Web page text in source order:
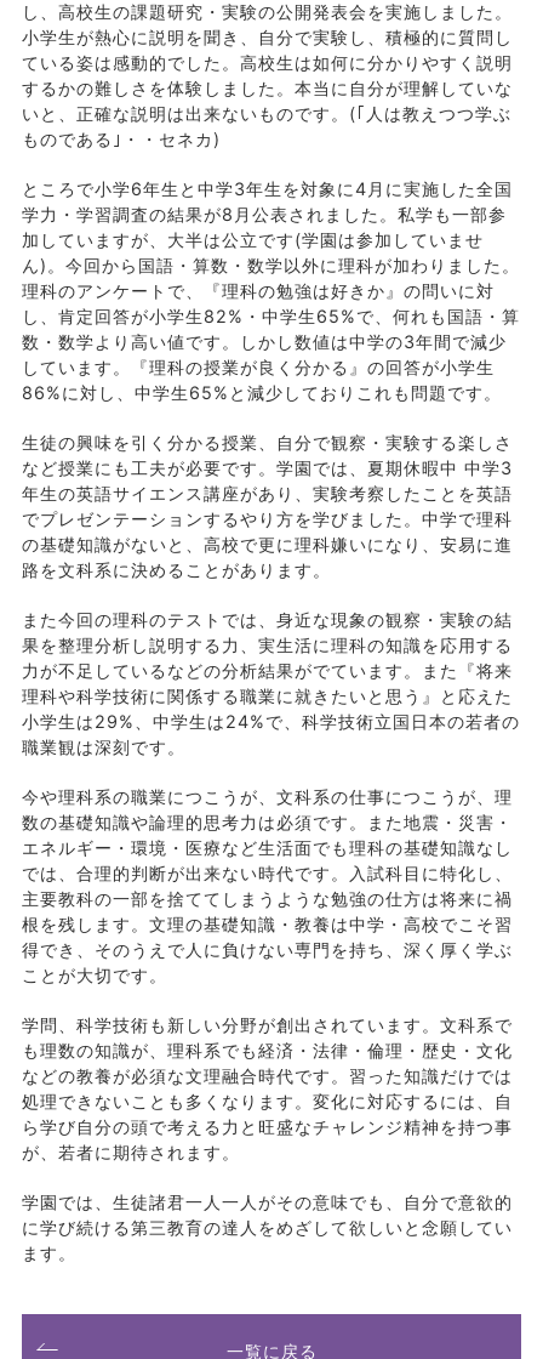
し、高校生の課題研究・実験の公開発表会を実施しました。
小学生が熱心に説明を聞き、自分で実験し、積極的に質問し
ている姿は感動的でした。高校生は如何に分かりやすく説明
するかの難しさを体験しました。本当に自分が理解していな
いと、正確な説明は出来ないものです。(｢人は教えつつ学ぶ
ものである｣・・セネカ)
ところで小学6年生と中学3年生を対象に4月に実施した全国
学力・学習調査の結果が8月公表されました。私学も一部参
加していますが、大半は公立です(学園は参加していませ
ん)。今回から国語・算数・数学以外に理科が加わりました。
理科のアンケートで、『理科の勉強は好きか』の問いに対
し、肯定回答が小学生82%・中学生65%で、何れも国語・算
数・数学より高い値です。しかし数値は中学の3年間で減少
しています。『理科の授業が良く分かる』の回答が小学生
86%に対し、中学生65%と減少しておりこれも問題です。
生徒の興味を引く分かる授業、自分で観察・実験する楽しさ
など授業にも工夫が必要です。学園では、夏期休暇中 中学3
年生の英語サイエンス講座があり、実験考察したことを英語
でプレゼンテーションするやり方を学びました。中学で理科
の基礎知識がないと、高校で更に理科嫌いになり、安易に進
路を文科系に決めることがあります。
また今回の理科のテストでは、身近な現象の観察・実験の結
果を整理分析し説明する力、実生活に理科の知識を応用する
力が不足しているなどの分析結果がでています。また『将来
理科や科学技術に関係する職業に就きたいと思う』と応えた
小学生は29%、中学生は24%で、科学技術立国日本の若者の
職業観は深刻です。
今や理科系の職業につこうが、文科系の仕事につこうが、理
数の基礎知識や論理的思考力は必須です。また地震・災害・
エネルギー・環境・医療など生活面でも理科の基礎知識なし
では、合理的判断が出来ない時代です。入試科目に特化し、
主要教科の一部を捨ててしまうような勉強の仕方は将来に禍
根を残します。文理の基礎知識・教養は中学・高校でこそ習
得でき、そのうえで人に負けない専門を持ち、深く厚く学ぶ
ことが大切です。
学問、科学技術も新しい分野が創出されています。文科系で
も理数の知識が、理科系でも経済・法律・倫理・歴史・文化
などの教養が必須な文理融合時代です。習った知識だけでは
処理できないことも多くなります。変化に対応するには、自
ら学び自分の頭で考える力と旺盛なチャレンジ精神を持つ事
が、若者に期待されます。
学園では、生徒諸君一人一人がその意味でも、自分で意欲的
に学び続ける第三教育の達人をめざして欲しいと念願してい
ます。
一覧に戻る